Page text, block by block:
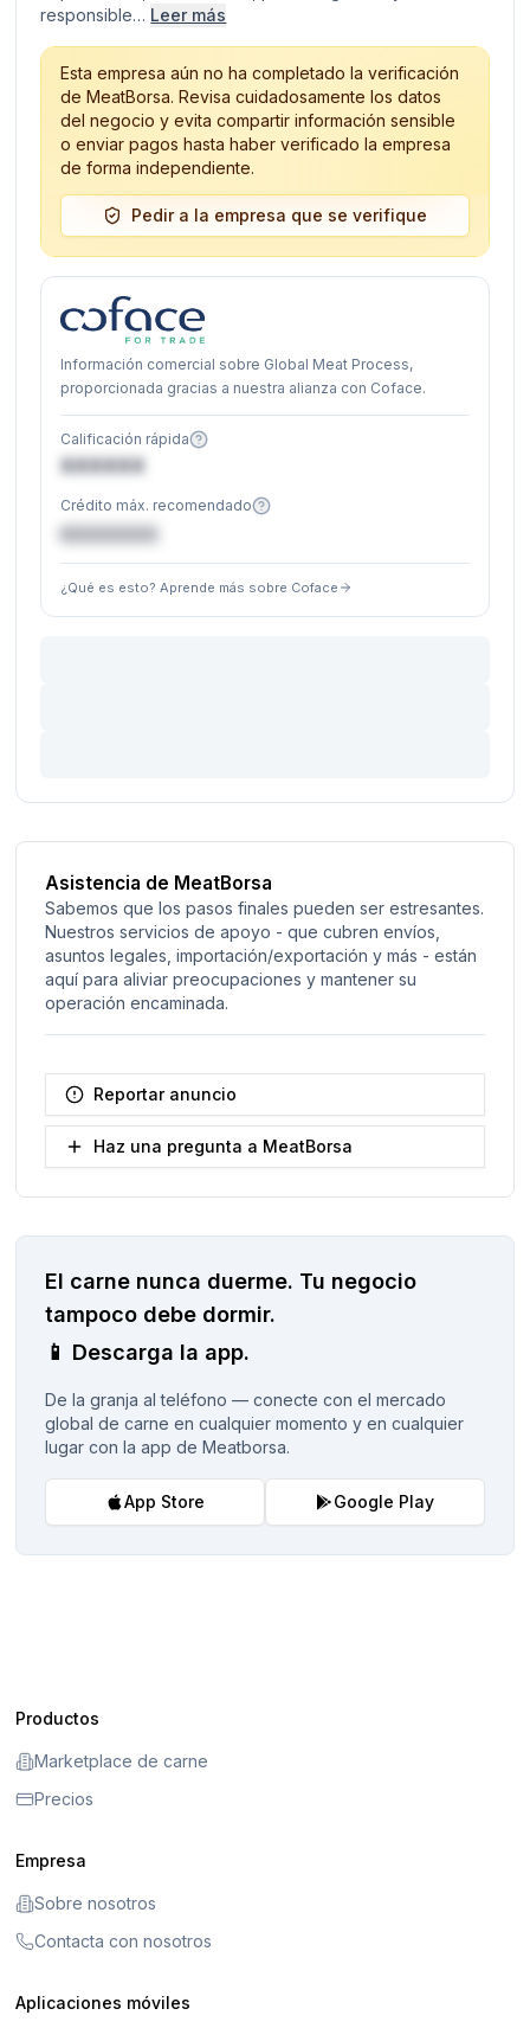
responsible… Leer más
Esta empresa aún no ha completado la verificación
de MeatBorsa. Revisa cuidadosamente los datos
del negocio y evita compartir información sensible
o enviar pagos hasta haber verificado la empresa
de forma independiente.
Pedir a la empresa que se verifique
Información comercial sobre Global Meat Process,
proporcionada gracias a nuestra alianza con Coface.
Calificación rápida
XXXXXX
Crédito máx. recomendado
€XXXXXX
¿Qué es esto? Aprende más sobre Coface
Asistencia de MeatBorsa
Sabemos que los pasos finales pueden ser estresantes.
Nuestros servicios de apoyo - que cubren envíos,
asuntos legales, importación/exportación y más - están
aquí para aliviar preocupaciones y mantener su
operación encaminada.
Reportar anuncio
Haz una pregunta a MeatBorsa
El carne nunca duerme. Tu negocio
tampoco debe dormir.
📱 Descarga la app.
De la granja al teléfono — conecte con el mercado
global de carne en cualquier momento y en cualquier
lugar con la app de Meatborsa.
App Store Google Play
Productos
Marketplace de carne
Precios
Empresa
Sobre nosotros
Contacta con nosotros
Aplicaciones móviles